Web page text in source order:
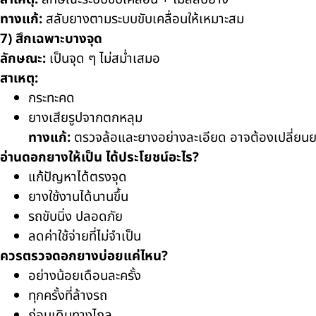
ทางแก้: สลับยางตามระบบขับเคลื่อนให้เหมาะสม
7) สึกเฉพาะบางจุด
ลักษณะ: เป็นจุด ๆ ไม่สม่ำเสมอ
สาเหตุ:
กระทะคด
ยางเสียรูปจากตกหลุม
ทางแก้: ตรวจล้อและยางอย่างละเอียด อาจต้องเปลี่ยน
อ่านดอกยางให้เป็น ได้ประโยชน์อะไร?
แก้ปัญหาได้ตรงจุด
ยางใช้งานได้นานขึ้น
รถขับนิ่ง ปลอดภัย
ลดค่าใช้จ่ายที่ไม่จำเป็น
ควรตรวจดอกยางบ่อยแค่ไหน?
อย่างน้อยเดือนละครั้ง
ทุกครั้งที่ล้างรถ